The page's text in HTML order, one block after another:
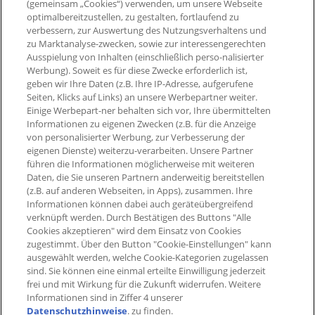
Ausgenommen von der Bepunktung sind:
Gratisprodukte
(gemeinsam „Cookies“) verwenden, um unsere Webseite
optimalbereitzustellen, zu gestalten, fortlaufend zu
verbessern, zur Auswertung des Nutzungsverhaltens und
zu Marktanalyse-zwecken, sowie zur interessengerechten
Ausspielung von Inhalten (einschließlich perso-nalisierter
Werbung). Soweit es für diese Zwecke erforderlich ist,
geben wir Ihre Daten (z.B. Ihre IP-Adresse, aufgerufene
Seiten, Klicks auf Links) an unsere Werbepartner weiter.
Einige Werbepart-ner behalten sich vor, Ihre übermittelten
Informationen zu eigenen Zwecken (z.B. für die Anzeige
von personalisierter Werbung, zur Verbesserung der
eigenen Dienste) weiterzu-verarbeiten. Unsere Partner
führen die Informationen möglicherweise mit weiteren
Daten, die Sie unseren Partnern anderweitig bereitstellen
(z.B. auf anderen Webseiten, in Apps), zusammen. Ihre
Informationen können dabei auch geräteübergreifend
verknüpft werden. Durch Bestätigen des Buttons "Alle
Cookies akzeptieren" wird dem Einsatz von Cookies
zugestimmt. Über den Button "Cookie-Einstellungen" kann
ausgewählt werden, welche Cookie-Kategorien zugelassen
sind. Sie können eine einmal erteilte Einwilligung jederzeit
frei und mit Wirkung für die Zukunft widerrufen. Weitere
Informationen sind in Ziffer 4 unserer
Datenschutzhinweise. zu finden.